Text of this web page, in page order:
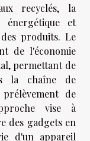
recyclés, la
énergétique et
produits. Le
de l'économie
permettant de
la chaîne de
de
vise à
des gadgets en
d'un appareil